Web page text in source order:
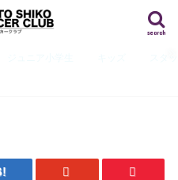
search